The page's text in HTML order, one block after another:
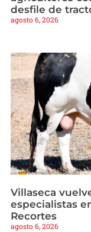
desfile de
agosto 6, 2026
Villaseca
especialistas
Recortes
agosto 6, 2026